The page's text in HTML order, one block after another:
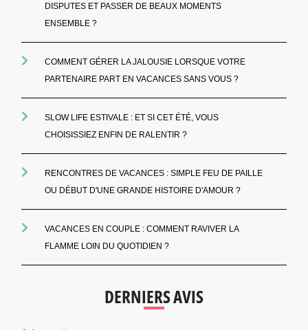
DISPUTES ET PASSER DE BEAUX MOMENTS
ENSEMBLE ?
COMMENT GÉRER LA JALOUSIE LORSQUE VOTRE
PARTENAIRE PART EN VACANCES SANS VOUS ?
SLOW LIFE ESTIVALE : ET SI CET ÉTÉ, VOUS
CHOISISSIEZ ENFIN DE RALENTIR ?
RENCONTRES DE VACANCES : SIMPLE FEU DE PAILLE
OU DÉBUT D'UNE GRANDE HISTOIRE D'AMOUR ?
VACANCES EN COUPLE : COMMENT RAVIVER LA
FLAMME LOIN DU QUOTIDIEN ?
DERNIERS AVIS